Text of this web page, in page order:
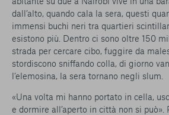
dall’alto, quando cala la sera, questi
immensi buchi neri tra quartieri
esistono più. Dentro ci sono oltre 150
strada per cercare cibo, fuggire da
stordiscono sniffando colla, di giorno
l’elemosina, la sera tornano negli slum.
«Una volta mi hanno portato in cella,
e dormire all’aperto in città non si